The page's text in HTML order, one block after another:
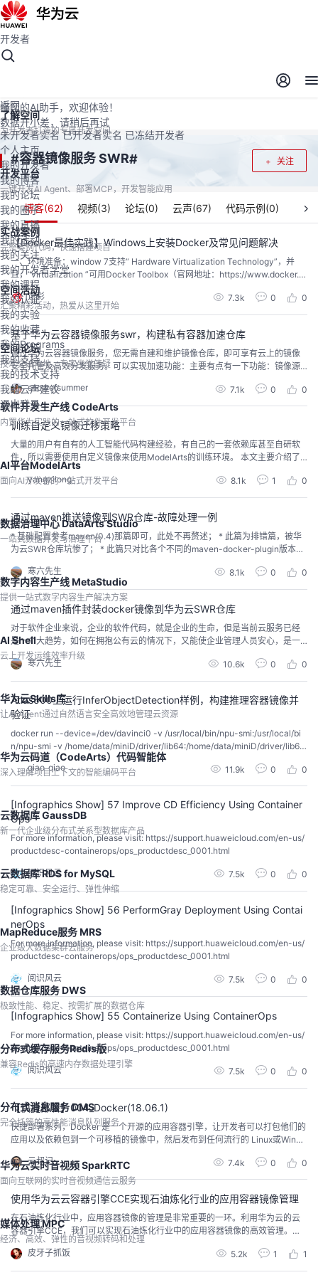
开发者空间
开发者空间
了解空间
为开发者打造的专属开发空间
开发平台
一键开发AI Agent、部署MCP，开发智能应用
实战案例
完整案例代码，快速搭建项目
空间活动
汇聚精彩活动，热爱从这里开始
空间论坛
技术交流阵地，专家坐堂答疑
软件开发生产线 CodeArts
内置华为实践的一站式软件开发平台
AI平台ModelArts
面向AI开发者的一站式开发平台
数据治理中心 DataArts Studio
一站式数据开发与治理平台
数字内容生产线 MetaStudio
提供一站式数字内容生产解决方案
AI Shell
云上开发运维效率升级
华为云Skills库
让AI Agent通过自然语言安全高效地管理云资源
华为云码道（CodeArts）代码智能体
深入理解项目上下文的智能编码平台
云数据库 GaussDB
新一代企业级分布式关系型数据库产品
云数据库 RDS for MySQL
稳定可靠、安全运行、弹性伸缩
MapReduce服务 MRS
企业级大数据集群云服务
数据仓库服务 DWS
极致性能、稳定、按需扩展的数据仓库
分布式缓存服务Redis版
兼容Redis的高速内存数据处理引擎
分布式消息服务 DMS
完全托管的高性能消息队列服务
华为云实时音视频 SparkRTC
面向互联网的实时音视频通信云服务
媒体处理 MPC
经济、高效、弹性的音视频转码和处理
开发者
返回
未开发者实名 已开发者实名 已冻结开发者
个人主页
我的开发者
我的博客
我的论坛
我的圈子
我的直播
我的活动
我的关注
我的开发者学堂
我的课程
我的认证
我的实验
我的收藏
我的Programs
我的支持
我的技术支持
我的云声建议
退出登录
懂您的AI助手，欢迎体验！
数据开小差，请稍后再试
关注
#容器镜像服务 SWR#
博客(62) 视频(3) 论坛(0) 云声(67) 代码示例(0)
【Docker最佳实践】Windows上安装Docker及常见问题解决
​一、环境准备：window 7支持“ Hardware Virtualization Technology”，并
且，“virtualization ”可用Docker Toolbox（官网地址：https://www.docker.c
om/products/docker-desktop 阿里云镜像： http://mirrors.aliyun.com/docke
r-toolbox/wind...
迷彩 7.3k 0 0
基于华为云容器镜像服务swr，构建私有容器加速仓库
通过华为云容器镜像服务，您无需自建和维护镜像仓库，即可享有云上的镜像
安全托管及高效分发服务。可以实现加速功能：主要有点有一下功能：镜像源
加速容器镜像服务提供了镜像源加速服务，容器镜像服务智能调度全球区域节
点，根据所使用的镜像地址自动分配至最近的主机节点进行镜像拉取。大规模
镜像分发P2P加速容器镜像服务通过华为自主专利的镜像下载加速技术，使CC
E集群下载镜像时在确保高并发下能获得更快的下载速度...
snowofsummer 7.1k 0 0
训练自定义镜像迁移策略
大量的用户有自有的人工智能代码构建经验，有自己的一套依赖库甚至自研软
件，所以需要使用自定义镜像来使用ModelArts的训练环境。 本文主要介绍了
在ModelArts使用自定义镜像训练的几种方式，并补充了相关的文档资源链接。
yangzilong
8.1k 1 0
通过maven推送镜像到SWR仓库-故障处理一例
* 基础配置参考maven(0.4)那篇即可，此处不再赘述； * 此篇为排错篇，被华
为云SWR仓库坑惨了； * 此篇只对比各个不同的maven-docker-plugin版本，
寒六先生
8.1k 0 0
通过maven插件封装docker镜像到华为云SWR仓库
对于软件企业来说，企业的软件代码，就是企业的生命，但是当前云服务已经
是一个大趋势，如何在拥抱公有云的情况下，又能使企业管理人员安心，是一
个问题。
寒六先生
10.6k 0 0
Atlas500上运行InferObjectDetection样例，构建推理容器镜像并
验证
docker run --device=/dev/davinci0 -v /usr/local/bin/npu-smi:/usr/local/bi
n/npu-smi -v /home/data/miniD/driver/lib64:/home/data/miniD/driver/lib64
-v /home/data/miniD/driver/add-ons:/home/data/miniD...
qiao_qiao
11.9k 0 0
[Infographics Show] 57 Improve CD Efficiency Using Container
Ops
For more information, please visit: https://support.huaweicloud.com/en-us/
productdesc-containerops/ops_productdesc_0001.html
阅识风云 7.5k 0 0
[Infographics Show] 56 PerformGray Deployment Using Contai
nerOps
For more information, please visit: https://support.huaweicloud.com/en-us/
productdesc-containerops/ops_productdesc_0001.html
阅识风云 7.5k 0 0
[Infographics Show] 55 Containerize Using ContainerOps
For more information, please visit: https://support.huaweicloud.com/en-us/
productdesc-containerops/ops_productdesc_0001.html
阅识风云 7.5k 0 0
【快捷部署】004_Docker(18.06.1)
快捷部署系列，Docker 是一个开源的应用容器引擎，让开发者可以打包他们的
应用以及依赖包到一个可移植的镜像中，然后发布到任何流行的 Linux或Windo
云叔记
7.4k 0 0
使用华为云云容器引擎CCE实现石油炼化行业的应用容器镜像管理
在石油炼化行业中，应用容器镜像的管理是非常重要的一环。利用华为云的云
容器引擎CCE，我们可以实现石油炼化行业中的应用容器镜像的高效管理。以
下是一些使用CCE实现应用容器镜像管理的方法和示例代码：1. 创建私有镜像
仓库私有镜像仓库是存储和管理应用容器镜像的重要组件。使用CCE提供的镜
像仓库服务，我们可以创建一个私有镜像仓库。以下是一个创建私有镜像仓库
皮牙子抓饭 5.2k 1 1